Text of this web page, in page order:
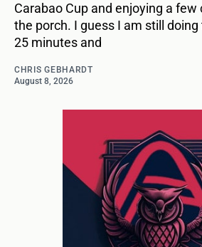
Carabao Cup and enjoying a
the porch. I guess I am still doing
25 minutes and
CHRIS GEBHARDT
August 8, 2026